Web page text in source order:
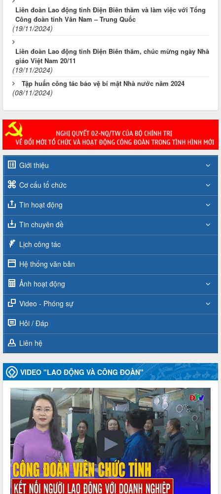
Liên đoàn Lao động tỉnh Điện Biên thăm và làm việc với Tổng
Công đoàn tỉnh Vân Nam – Trung Quốc
(19/11/2024)
Liên đoàn Lao động tỉnh Điện Biên thăm, chúc mừng ngày Nhà
giáo Việt Nam 20/11
(19/11/2024)
Tập huấn công tác bảo vệ bí mật Nhà nước năm 2024
(08/11/2024)
Giới thiệu
Cơ cấu tổ chức
Tin hoạt động
Tin chuyên đề
Lịch công tác
Hệ thống văn bản
Ảnh hoạt động
Video - Phóng sự
Hỏi / Đáp
Liên hệ
VIDEO "LAO ĐỘNG VÀ CÔNG ĐOÀN"